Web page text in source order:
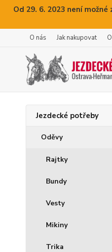
Od 29. 6. 2023 není
O nás Jak nakupovat
Jezdecké potřeby
Oděvy
Rajtky
Bundy
Vesty
Mikiny
Trika